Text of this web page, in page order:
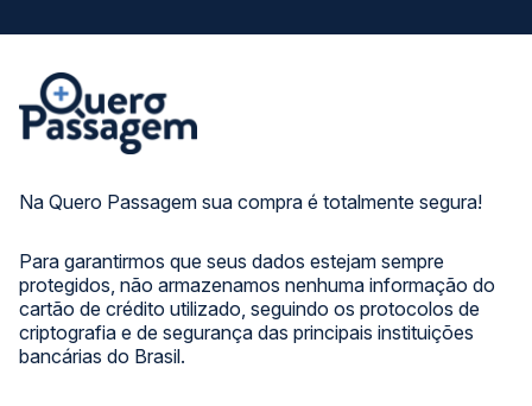
Na Quero Passagem sua compra é totalmente segura!
Para garantirmos que seus dados estejam sempre
protegidos, não armazenamos nenhuma informação do
cartão de crédito utilizado, seguindo os protocolos de
criptografia e de segurança das principais instituições
bancárias do Brasil.